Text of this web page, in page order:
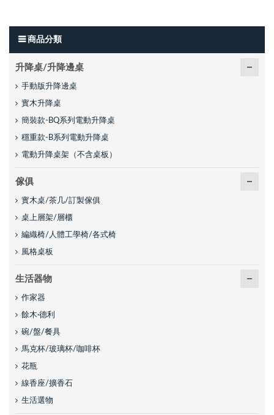
商品分類
升降桌/升降邊桌
手動版升降邊桌
實木升降桌
簡裝款-BQ系列電動升降桌
穩重款-B系列電動升降桌
電動升降桌架（不含桌板）
傢俱
實木桌/茶几/訂製傢俱
桌上層架/層櫃
編織椅/人體工學椅/各式椅
風格桌板
生活器物
作家器
餘木·德利
碗/盤/餐具
馬克杯/玻璃杯/咖啡杯
花瓶
線香座/擴香石
生活選物